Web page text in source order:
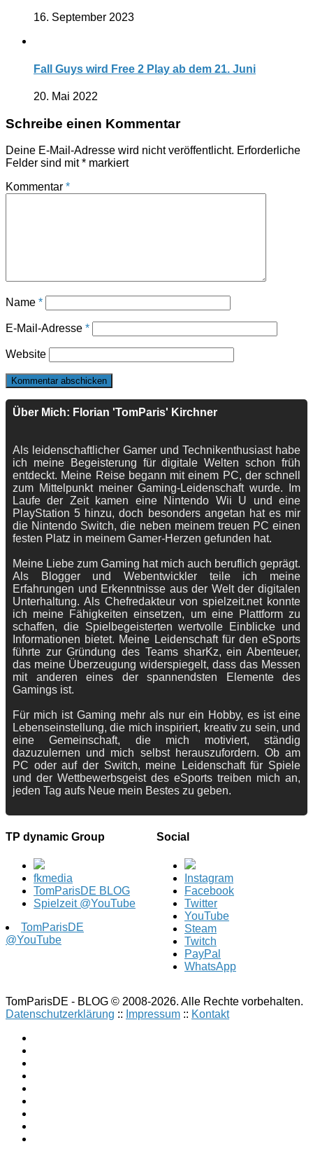
16. September 2023
Fall Guys wird Free 2 Play ab dem 21. Juni
20. Mai 2022
Schreibe einen Kommentar
Deine E-Mail-Adresse wird nicht veröffentlicht. Erforderliche
Felder sind mit* markiert
Kommentar *
Name *
E-Mail-Adresse *
Website
Über Mich: Florian 'TomParis' Kirchner
Als leidenschaftlicher Gamer und Technikenthusiast habe
ich meine Begeisterung für digitale Welten schon früh
entdeckt. Meine Reise begann mit einem PC, der schnell
zum Mittelpunkt meiner Gaming-Leidenschaft wurde. Im
Laufe der Zeit kamen eine Nintendo Wii U und eine
PlayStation 5 hinzu, doch besonders angetan hat es mir
die Nintendo Switch, die neben meinem treuen PC einen
festen Platz in meinem Gamer-Herzen gefunden hat.
Meine Liebe zum Gaming hat mich auch beruflich geprägt.
Als Blogger und Webentwickler teile ich meine
Erfahrungen und Erkenntnisse aus der Welt der digitalen
Unterhaltung. Als Chefredakteur von spielzeit.net konnte
ich meine Fähigkeiten einsetzen, um eine Plattform zu
schaffen, die Spielbegeisterten wertvolle Einblicke und
Informationen bietet. Meine Leidenschaft für den eSports
führte zur Gründung des Teams sharKz, ein Abenteuer,
das meine Überzeugung widerspiegelt, dass das Messen
mit anderen eines der spannendsten Elemente des
Gamings ist.
Für mich ist Gaming mehr als nur ein Hobby, es ist eine
Lebenseinstellung, die mich inspiriert, kreativ zu sein, und
eine Gemeinschaft, die mich motiviert, ständig
dazuzulernen und mich selbst herauszufordern. Ob am
PC oder auf der Switch, meine Leidenschaft für Spiele
und der Wettbewerbsgeist des eSports treiben mich an,
jeden Tag aufs Neue mein Bestes zu geben.
TP dynamic Group
fkmedia
TomParisDE BLOG
Spielzeit @YouTube
TomParisDE
@YouTube
Social
Instagram
Facebook
Twitter
YouTube
Steam
Twitch
PayPal
WhatsApp
TomParisDE - BLOG © 2008-2026. Alle Rechte vorbehalten.
Datenschutzerklärung :: Impressum :: Kontakt